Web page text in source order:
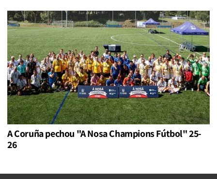
A Coruña pechou "A Nosa Champions Fútbol" 25-
26